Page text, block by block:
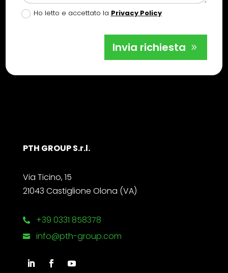
Ho letto e accettato la Privacy Policy
Invia richiesta
PTH GROUP S.r.l.
Via Ticino, 15
21043 Castiglione Olona (VA)
 +39 0331 858378
 info@pth-group.com